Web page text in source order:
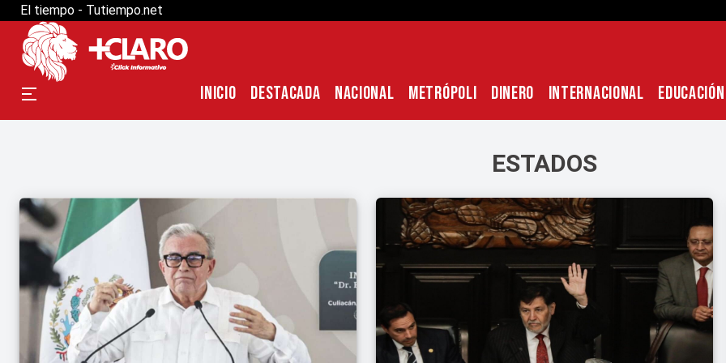
El tiempo - Tutiempo.net
INICIO DESTACADA NACIONAL METRÓPOLI DINERO INTERNACIONAL EDUCACIÓN
ESTADOS